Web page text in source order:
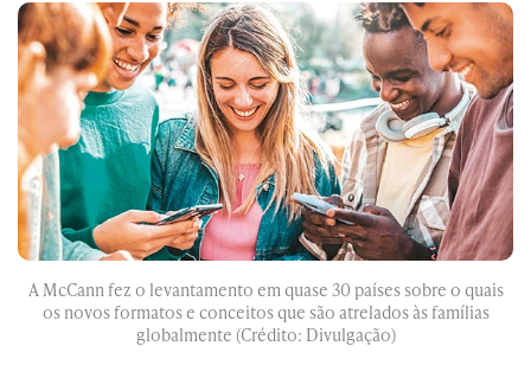
A McCann fez o levantamento em quase 30 países sobre o quais
os novos formatos e conceitos que são atrelados às famílias
globalmente (Crédito: Divulgação)